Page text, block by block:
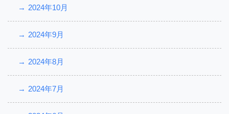
2024年10月
2024年9月
2024年8月
2024年7月